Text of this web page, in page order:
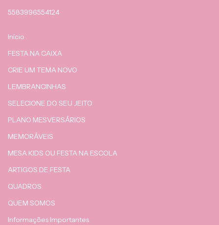
5583996554124
Início
FESTA NA CAIXA
CRIE UM TEMA NOVO
LEMBRANCINHAS
SELECIONE DO SEU JEITO
PLANO MESVERSÁRIOS
MEMORÁVEIS
MESA KIDS OU FESTA NA ESCOLA
ARTIGOS DE FESTA
QUADROS
QUEM SOMOS
Informações Importantes